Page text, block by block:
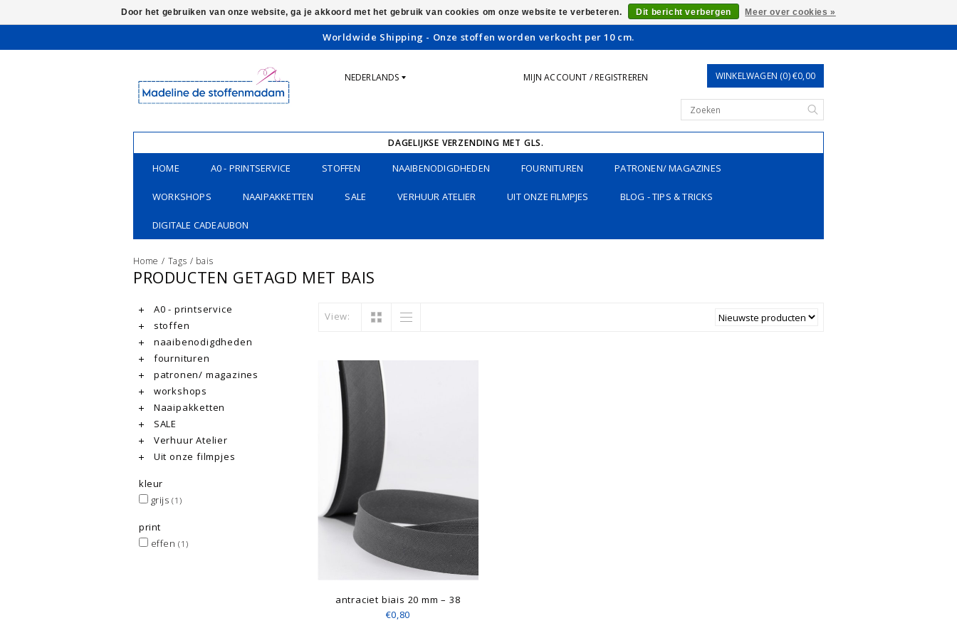
Worldwide Shipping - Onze stoffen worden verkocht per 10 cm.
NEDERLANDS MIJN ACCOUNT / REGISTREREN WINKELWAGEN (0) €0,00
DAGELIJKSE VERZENDING MET GLS.
HOME A0 - PRINTSERVICE STOFFEN NAAIBENODIGDHEDEN FOURNITUREN PATRONEN/ MAGAZINES
WORKSHOPS NAAIPAKKETTEN SALE VERHUUR ATELIER UIT ONZE FILMPJES BLOG - TIPS & TRICKS
DIGITALE CADEAUBON
Home / Tags / bais
PRODUCTEN GETAGD MET BAIS
A0 - printservice
stoffen
naaibenodigdheden
fournituren
patronen/ magazines
workshops
Naaipakketten
SALE
Verhuur Atelier
Uit onze filmpjes
kleur
grijs(1)
print
effen(1)
View:
antraciet biais 20 mm – 38
€0,80
Door het gebruiken van onze website, ga je akkoord met het gebruik van cookies om onze website te verbeteren. Dit bericht verbergen Meer over cookies »